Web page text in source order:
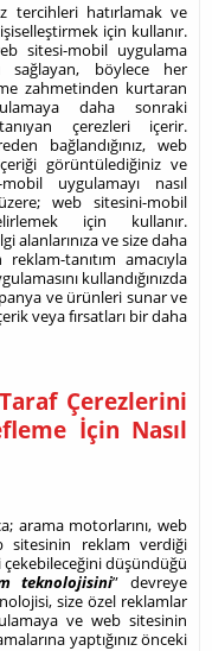
tercihleri hatırlamak ve
için kullanır.
sitesi-mobil uygulama
sağlayan, böylece her
zahmetinden kurtaran
daha sonraki
çerezleri içerir.
bağlandığınız, web
görüntülediğiniz ve
uygulamayı nasıl
web sitesini-mobil
için kullanır.
alanlarınıza ve size daha
tanıtım amacıyla
kullandığınızda
ve ürünleri sunar ve
veya fırsatları bir daha
Çerezlerini
İçin Nasıl
arama motorlarını, web
sitesinin reklam verdiği
düşündüğü
teknolojisini” devreye
size özel reklamlar
ve web sitesinin
yaptığınız önceki